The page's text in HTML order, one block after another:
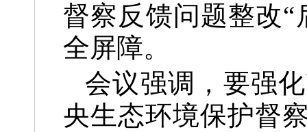
督察反馈问题整改
全屏障。
会议强调， 要强
央生态环境保护督